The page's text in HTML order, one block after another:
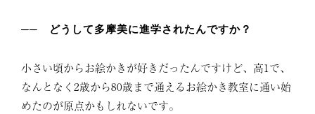
── どうして多摩美に進学されたんですか？
小さい頃からお絵かきが好きだったんですけど、高1で、
なんとなく2歳から80歳まで通えるお絵かき教室に通い始
めたのが原点かもしれないです。